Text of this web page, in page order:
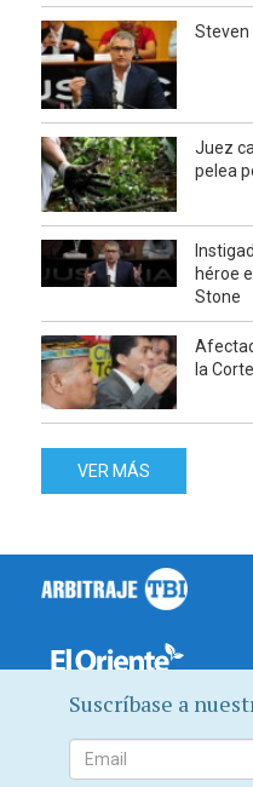
Steven
Juez
pelea
héroe
Stone
la
VER MÁS
Suscríbase a
Canal de Chevron